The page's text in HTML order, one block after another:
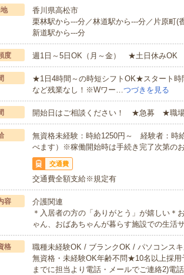
香川県高松市
栗林駅から---分／林道駅から---分／片原町(
新道駅から---分
度 週1日～5日OK（月～金） ★土日休みOK
★1日4時間～の時短シフトOK★スタート時
など残業なし！※Wワー…つづきを見る
開始日はご相談ください！ ★急募 ★職場
無資格未経験：時給1250円～ 経験者：時
べます）※稼働開始時は手続き完了次第のお
交通費
交通費全額支給※規定有
容
介護関連
＊入居者の方の「ありがとう」が嬉しい＊
ゃん、おばあちゃんが暮らす施設での生活
格
職種未経験OK / ブランクOK / パソコンス
無資格・未経験OK年齢不問★10名以上採
までに担当より電話・メールでご連絡2)電